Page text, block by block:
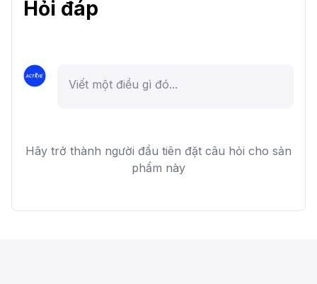
Hỏi đáp
Hãy trở thành người đầu tiên đặt câu hỏi cho sản
phẩm này